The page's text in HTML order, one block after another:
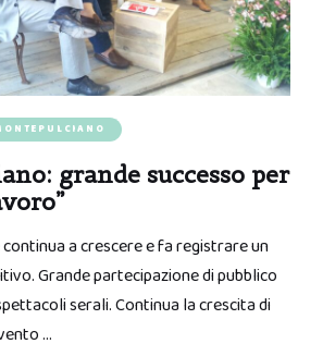
grande successo per
a crescere e fa registrare un
Grande partecipazione di pubblico
serali. Continua la crescita di
…